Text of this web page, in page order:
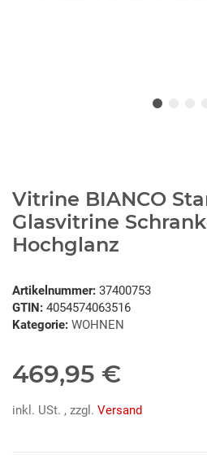
Vitrine BIANCO
Glasvitrine
Hochglanz
Artikelnummer: 37400753
GTIN: 4054574063516
Kategorie: WOHNEN
469,95 €
inkl. USt. , zzgl. Versand